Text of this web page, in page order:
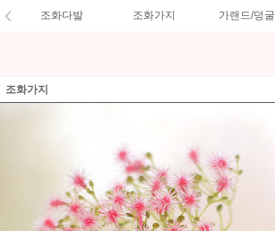
조화다발 조화가지 가랜드/덩굴
조화가지